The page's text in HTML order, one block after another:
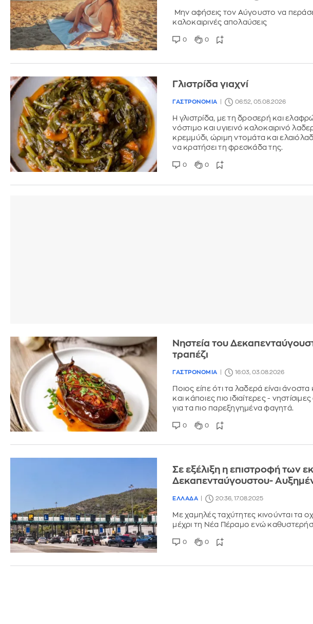
Μην αφήσεις τον Αύγουστο να
καλοκαιρινές απολαύσεις
0 0
Γλιστρίδα γιαχνί
ΓΑΣΤΡΟΝΟΜΙΑ 06:52, 05.08.2026
Η γλιστρίδα, με τη δροσερή και
νόστιμο και υγιεινό καλοκαιρινό
κρεμμύδι, ώριμη ντομάτα και
να κρατήσει τη φρεσκάδα της.
0 0
Νηστεία του
τραπέζι
ΓΑΣΤΡΟΝΟΜΙΑ 16:03, 03.08.2026
Ποιος είπε ότι τα λαδερά είναι
και κάποιες πιο ιδιαίτερες -
για τα πιο παρεξηγημένα φαγητά.
0 0
Σε εξέλιξη η επιστροφή των
Δεκαπενταύγουστου-
ΕΛΛΑΔΑ 20:36, 17.08.2025
Με χαμηλές ταχύτητες κινούνται τα
μέχρι τη Νέα Πέραμο ενώ
0 0